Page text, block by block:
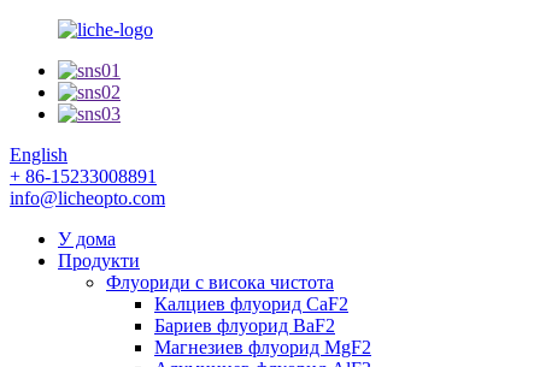
English
+ 86-15233008891
info@licheopto.com
У дома
Продукти
Флуориди с висока чистота
Калциев флуорид CaF2
Бариев флуорид BaF2
Магнезиев флуорид MgF2